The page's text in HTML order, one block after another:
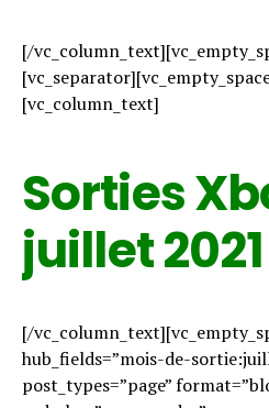
[/
[vc_column_text]
Sorties
juillet 2021
[/
hub_fields=”mois-de-
post_types=”page”